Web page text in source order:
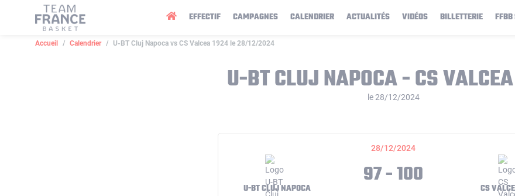
EFFECTIF CAMPAGNES CALENDRIER ACTUALITÉS VIDÉOS BILLETTERIE FFBB
Accueil Calendrier U-BT Cluj Napoca vs CS Valcea 1924 le 28/12/2024
U-BT CLUJ NAPOCA - CS
le 28/12/2024
28/12/2024
U-BT CLUJ NAPOCA 97 - 100 CS
Panneau de gestion des cookies